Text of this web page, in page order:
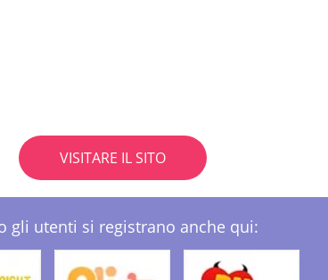
VISITARE IL SITO
gli utenti si registrano anche qui: